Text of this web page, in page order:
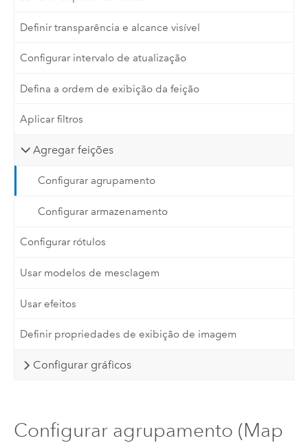
Definir transparência e alcance visível
Configurar intervalo de atualização
Defina a ordem de exibição da feição
Aplicar filtros
Agregar feições
Configurar agrupamento
Configurar armazenamento
Configurar rótulos
Usar modelos de mesclagem
Usar efeitos
Definir propriedades de exibição de imagem
Configurar gráficos
Configurar agrupamento (Map